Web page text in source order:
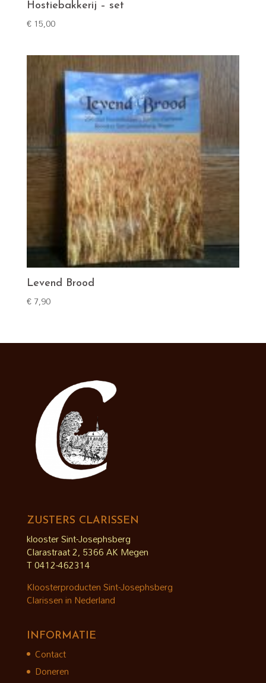
Hostiebakkerij – set
€15,00
Levend Brood
€7,90
ZUSTERS CLARISSEN
klooster Sint-Josephsberg
Clarastraat 2, 5366 AK Megen
T 0412-462314
Kloosterproducten Sint-Josephsberg
Clarissen in Nederland
INFORMATIE
Contact
Doneren